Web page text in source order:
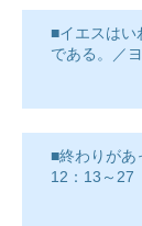
■イエスはい
である。／
■終わりがあ
12：13～27